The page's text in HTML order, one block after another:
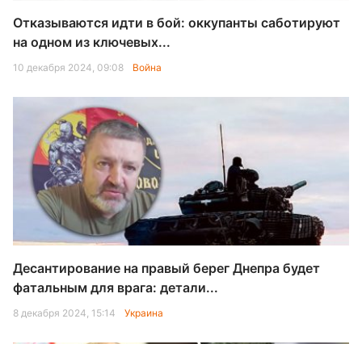
Отказываются идти в бой: оккупанты саботируют
на одном из ключевых...
10 декабря 2024, 09:08 Война
Десантирование на правый берег Днепра будет
фатальным для врага: детали...
8 декабря 2024, 15:14 Украина